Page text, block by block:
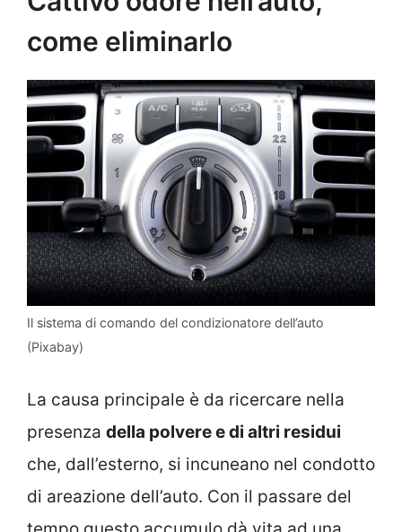
come eliminarlo
Il sistema di comando del condizionatore dell’auto
(Pixabay)
La causa principale è da ricercare nella
presenza della polvere e di altri residui
che, dall’esterno, si incuneano nel condotto
di areazione dell’auto. Con il passare del